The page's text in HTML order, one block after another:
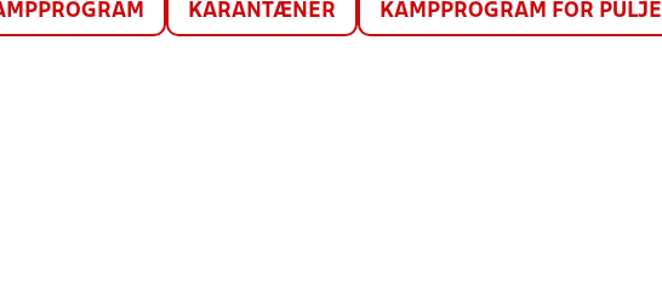
KARANTÆNER KAMPPROGRAM FOR PULJE